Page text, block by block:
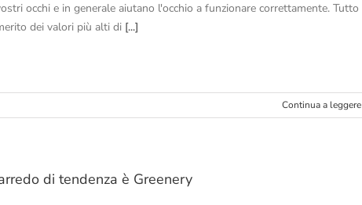
occhi e in generale aiutano l'occhio a funzionare correttamente. Tutto
dei valori più alti di [...]
Continua a leggere
di tendenza è Greenery